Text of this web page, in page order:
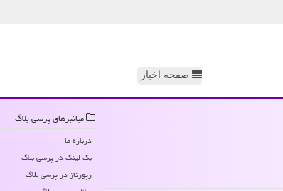
صفحه اخبار
میانبرهای پرسی بلاگ
درباره ما
بک لینک در پرسی بلاگ
رپورتاژ در پرسی بلاگ